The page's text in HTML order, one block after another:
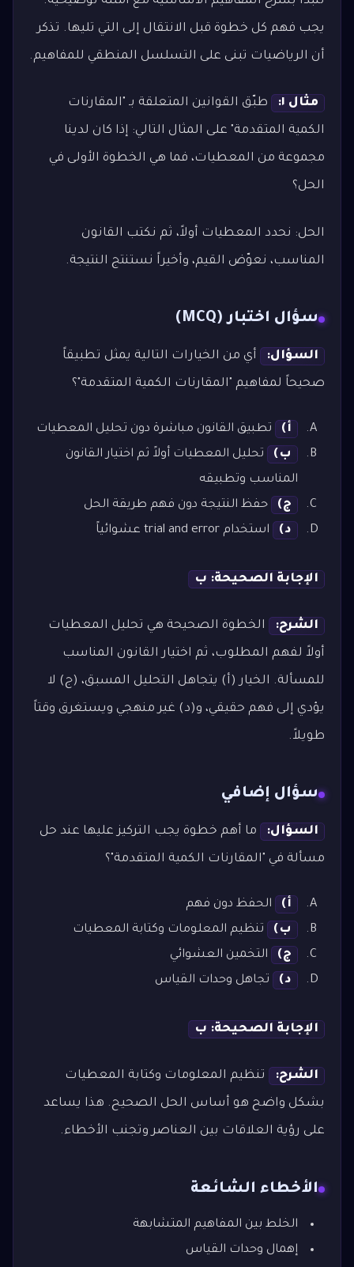
يجب فهم كل خطوة قبل الانتقال إلى التي تليها. تذكر
أن الرياضيات تبنى على التسلسل المنطقي للمفاهيم.
مثال ١: طبّق القوانين المتعلقة بـ "المقارنات
الكمية المتقدمة" على المثال التالي: إذا كان لدينا
مجموعة من المعطيات، فما هي الخطوة الأولى في
الحل؟
الحل: نحدد المعطيات أولاً، ثم نكتب القانون
المناسب، نعوّض القيم، وأخيراً نستنتج النتيجة.
سؤال اختبار (MCQ)
السؤال: أي من الخيارات التالية يمثل تطبيقاً
صحيحاً لمفاهيم "المقارنات الكمية المتقدمة"؟
أ)
تطبيق القانون مباشرة دون تحليل المعطيات
ب)
تحليل المعطيات أولاً ثم اختيار القانون
المناسب وتطبيقه
ج)
حفظ النتيجة دون فهم طريقة الحل
د)
استخدام trial and error عشوائياً
الإجابة الصحيحة: ب
الشرح: الخطوة الصحيحة هي تحليل المعطيات
أولاً لفهم المطلوب، ثم اختيار القانون المناسب
للمسألة. الخيار (أ) يتجاهل التحليل المسبق، (ج) لا
يؤدي إلى فهم حقيقي، و(د) غير منهجي ويستغرق وقتاً
طويلاً.
سؤال إضافي
السؤال: ما أهم خطوة يجب التركيز عليها عند حل
مسألة في "المقارنات الكمية المتقدمة"؟
أ)
الحفظ دون فهم
ب)
تنظيم المعلومات وكتابة المعطيات
ج)
التخمين العشوائي
د)
تجاهل وحدات القياس
الإجابة الصحيحة: ب
الشرح: تنظيم المعلومات وكتابة المعطيات
بشكل واضح هو أساس الحل الصحيح. هذا يساعد
على رؤية العلاقات بين العناصر وتجنب الأخطاء.
الأخطاء الشائعة
الخلط بين المفاهيم المتشابهة
إهمال وحدات القياس